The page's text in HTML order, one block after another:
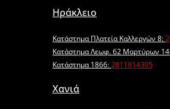
Ηράκλειο
Κατάστημα Πλατεία Καλλεργών 8:
Κατάστημα Λεωφ. 62 Μαρτύρων
Κατάστημα 1866:2811814395
Χανιά